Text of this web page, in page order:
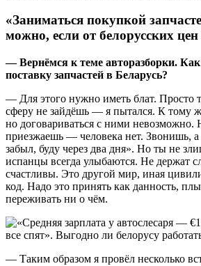
«Заниматься покупкой
можно, если от белорусских
— Вернёмся к теме авторазборки. Как
поставку запчастей в Беларусь?
— Для этого нужно иметь блат. Просто
сферу не зайдёшь — я пытался. К тому
но договариваться с ними невозможно.
приезжаешь — человека нет. Звонишь, а
забыл, буду через два дня». Но ты не
испанцы всегда улыбаются. Не держат
счастливы. Это другой мир, иная
код. Надо это принять как данность,
переживать ни о чём.
— Таким образом я провёл несколько